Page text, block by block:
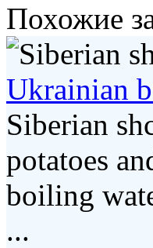
Похожие
Ukrainian
Siberian
potatoes
boiling
...